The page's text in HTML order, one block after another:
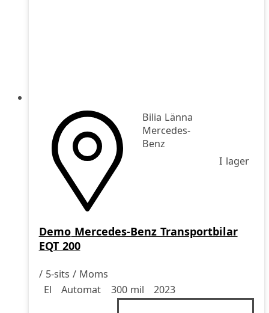
Bilia Länna
Mercedes-
Benz
I lager
Demo Mercedes-Benz Transportbilar
EQT 200
/ 5-sits / Moms
Drivmedel
El
Drivmedel
Automat
Miltal 300 mil
årsmodell 2023